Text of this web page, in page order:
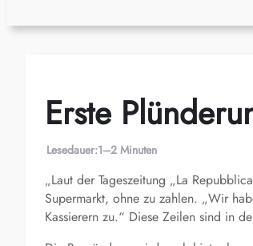
Erste
Lesedauer:1–2 Minuten
„Laut der Tageszeitung „La
Supermarkt, ohne zu zahlen. „Wir
Kassierern zu.“ Diese Zeilen sind in